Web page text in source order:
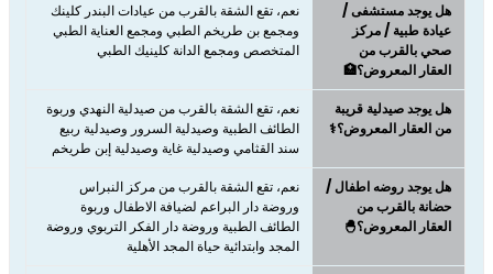
هل يوجد مستشفى /
عيادة طبية / مركز
صحي بالقرب من
العقار المعروض؟🏥
نعم، تقع الشقة بالقرب من عيادات البندر كلينك
ومجمع بن طريخم الطبي ومجمع العناية الطبي
المتخصص ومجمع الدانة كلينيك الطبي
هل يوجد صيدلية قريبة
من العقار المعروض؟⚕️
نعم، تقع الشقة بالقرب من صيدلية النهدي وربوة
الطائف الطبية وصيدلية السرور وصيدلية ربيع
سند القثامي وصيدلية غاية وصيدلية إبن طريخم
هل يوجد روضه اطفال /
حضانة بالقرب من
العقار المعروض؟🐣
نعم، تقع الشقة بالقرب من مركز النبراس
وروضة دار البراعم لضيافة الاطفال وربوة
الطائف الطبية وروضة دار الفكر التربوي وروضة
المجد وابتدائية حياة المجد الأهلية